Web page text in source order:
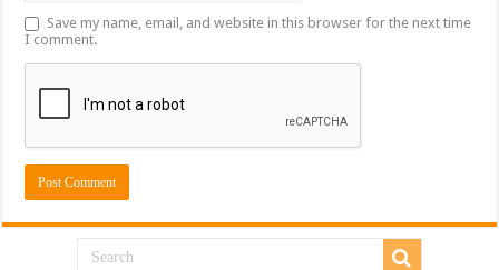
Save my name, email, and website in this browser for the next time
I comment.